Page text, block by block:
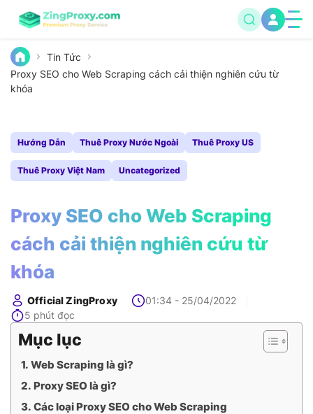
Tin Tức
Proxy SEO cho Web Scraping cách cải thiện nghiên cứu từ
khóa
Hướng Dẫn Thuê Proxy Nước Ngoài Thuê Proxy US
Thuê Proxy Việt Nam Uncategorized
Proxy SEO cho Web Scraping
cách cải thiện nghiên cứu từ
khóa
Official ZingProxy
01:34 - 25/04/2022
5 phút đọc
Mục lục
Web Scraping là gì?
Proxy SEO là gì?
Các loại Proxy SEO cho Web Scraping